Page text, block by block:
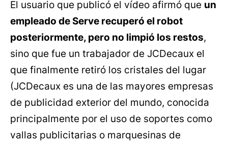
El usuario que publicó el vídeo afirmó que un
empleado de Serve recuperó el robot
posteriormente, pero no limpió los restos,
sino que fue un trabajador de JCDecaux el
que finalmente retiró los cristales del lugar
(JCDecaux es una de las mayores empresas
de publicidad exterior del mundo, conocida
principalmente por el uso de soportes como
vallas publicitarias o marquesinas de